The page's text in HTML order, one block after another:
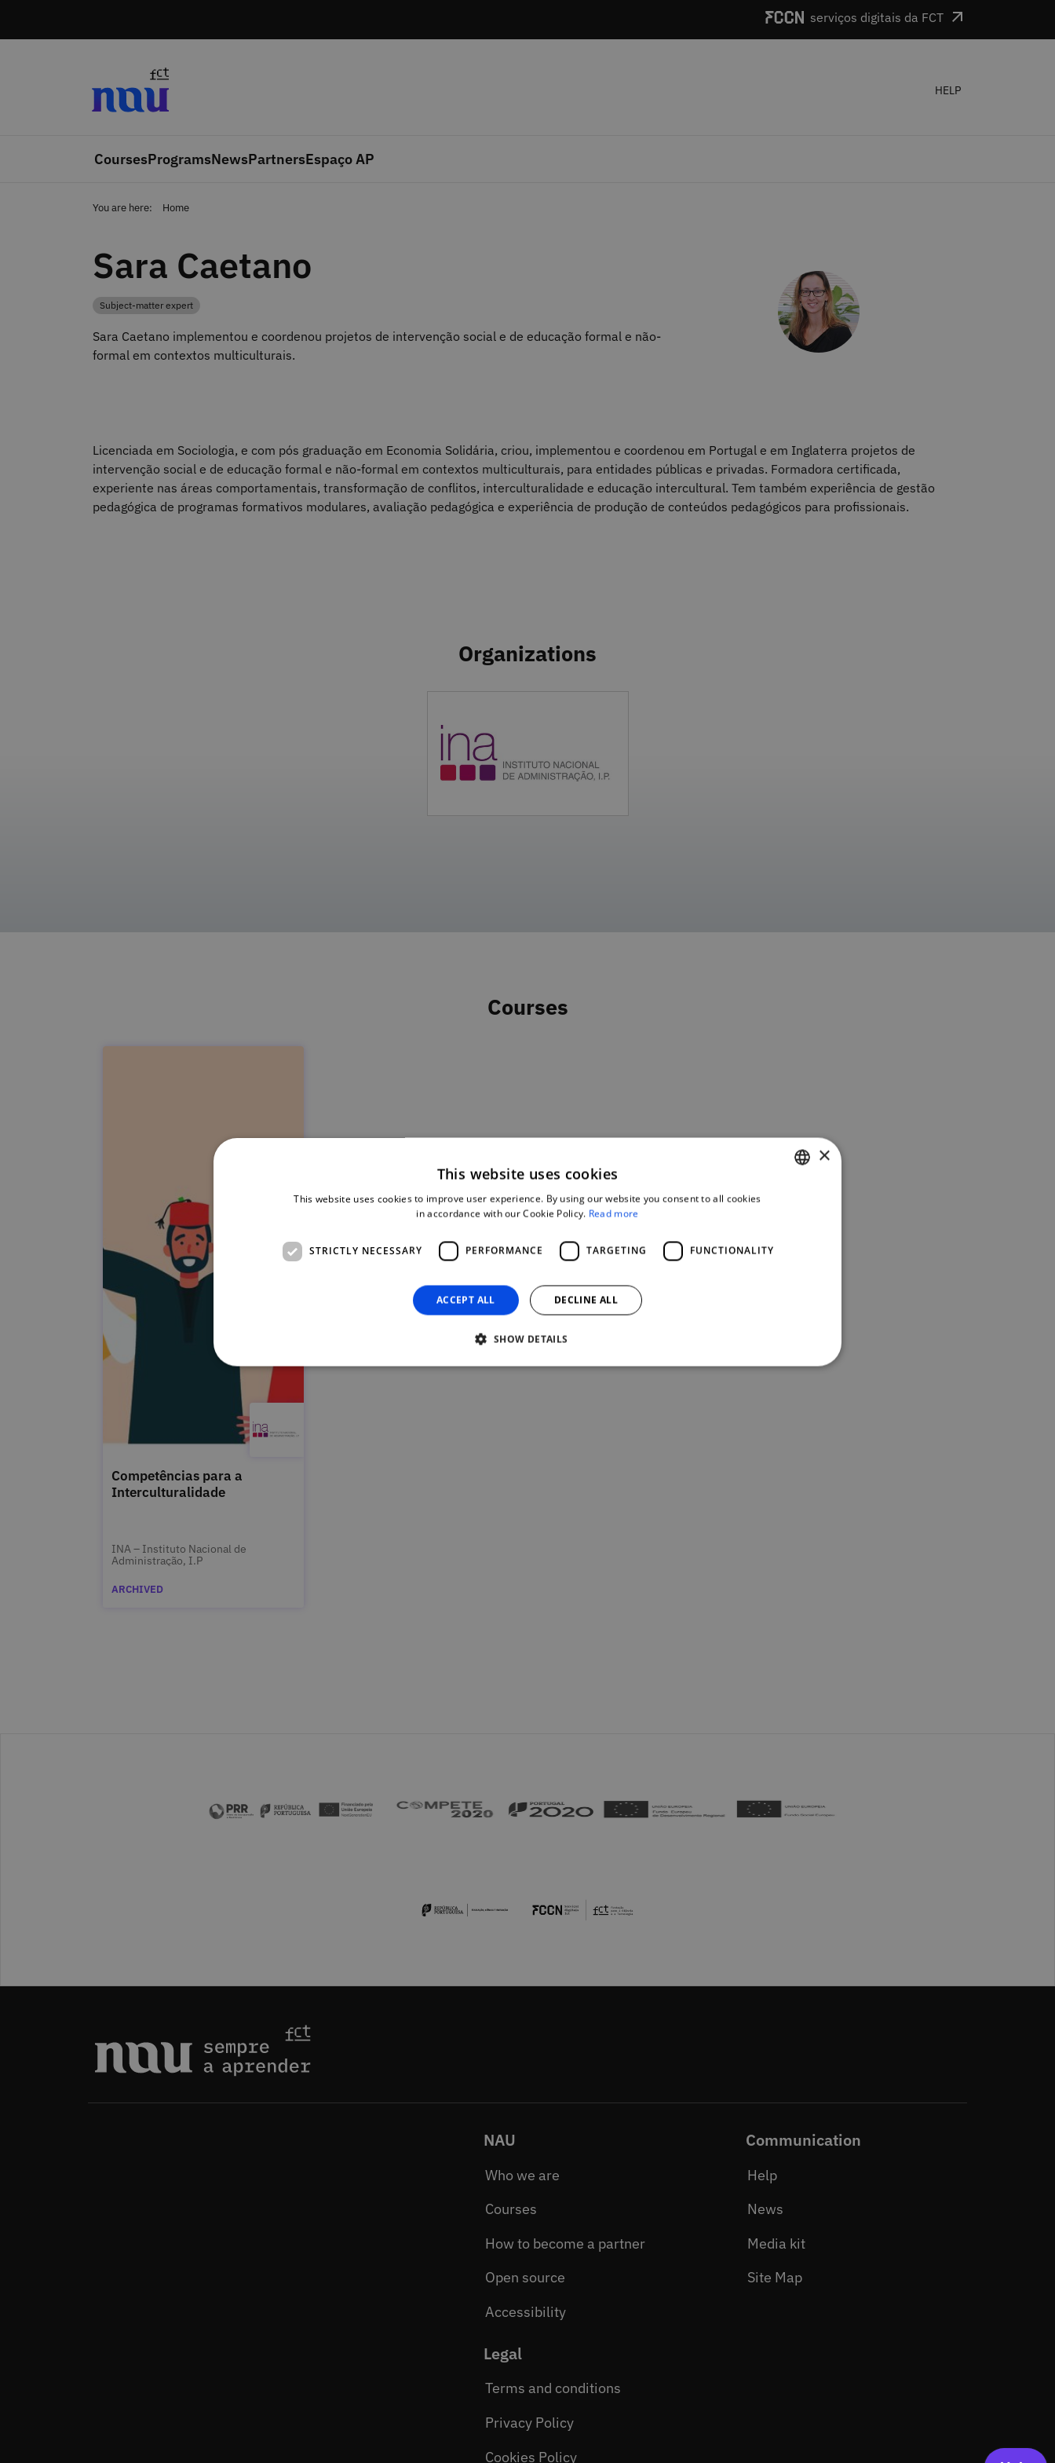
serviços digitais da FCT
HELP
CoursesProgramsNewsPartnersEspaço AP
You are here: Home
Sara Caetano
Category
Subject-matter expert
Sara Caetano implementou e coordenou projetos de intervenção social e de educação formal e não-
formal em contextos multiculturais.
Licenciada em Sociologia, e com pós graduação em Economia Solidária, criou, implementou e coordenou em Portugal e em Inglaterra projetos de
intervenção social e de educação formal e não-formal em contextos multiculturais, para entidades públicas e privadas. Formadora certificada,
experiente nas áreas comportamentais, transformação de conflitos, interculturalidade e educação intercultural. Tem também experiência de gestão
pedagógica de programas formativos modulares, avaliação pedagógica e experiência de produção de conteúdos pedagógicos para profissionais.
Organizations
Courses
Competências para a
Interculturalidade
INA – Instituto Nacional de
Administração, I.P
ARCHIVED
NAU
Who we are
Courses
How to become a partner
Open source
Accessibility
Communication
Help
News
Media kit
Site Map
Legal
Terms and conditions
Privacy Policy
Cookies Policy
×
This website uses cookies
This website uses cookies to improve user experience. By using our website you consent to all cookies
in accordance with our Cookie Policy. Read more
STRICTLY NECESSARY PERFORMANCE TARGETING FUNCTIONALITY
ACCEPT ALL DECLINE ALL
SHOW DETAILS